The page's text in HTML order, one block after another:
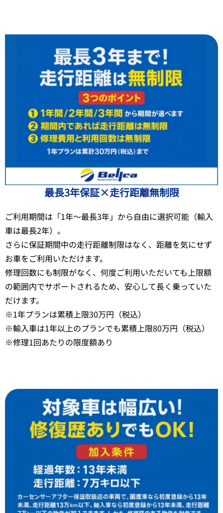
最長3年保証×走行距離無制限
ご利用期間は「1年〜最長3年」から自由に選択可能（輸入
車は最長2年）。
さらに保証期間中の走行距離制限はなく、距離を気にせず
お車をご利用いただけます。
修理回数にも制限がなく、何度ご利用いただいても上限額
の範囲内でサポートされるため、安心して長く乗っていた
だけます。
※1年プランは累積上限30万円（税込）
※輸入車は1年以上のプランでも累積上限80万円（税込）
※修理1回あたりの限度額あり